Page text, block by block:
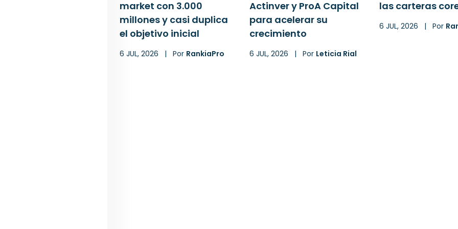
market con 3.000
millones y casi duplica
el objetivo inicial
6 JUL, 2026 | Por RankiaPro
Actinver y ProA Capital
para acelerar su
crecimiento
6 JUL, 2026 | Por Leticia Rial
las carteras
6 JUL, 2026 | Por